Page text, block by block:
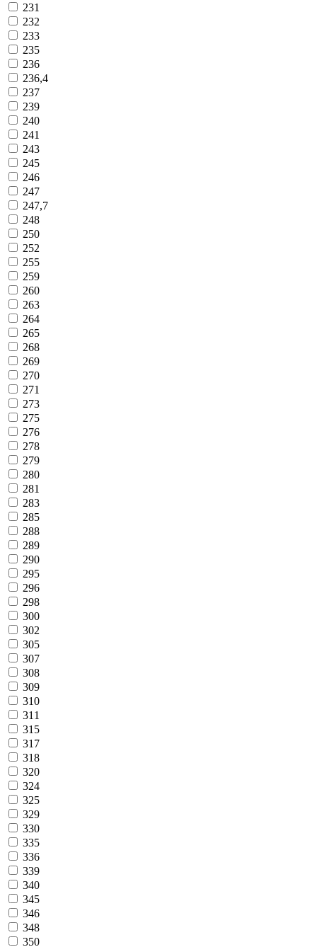
231
232
233
235
236
236,4
237
239
240
241
243
245
246
247
247,7
248
250
252
255
259
260
263
264
265
268
269
270
271
273
275
276
278
279
280
281
283
285
288
289
290
295
296
298
300
302
305
307
308
309
310
311
315
317
318
320
324
325
329
330
335
336
339
340
345
346
348
350